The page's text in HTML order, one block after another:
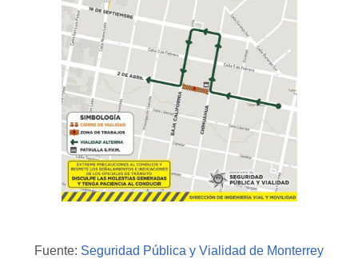
Fuente: Seguridad Pública y Vialidad de Monterrey